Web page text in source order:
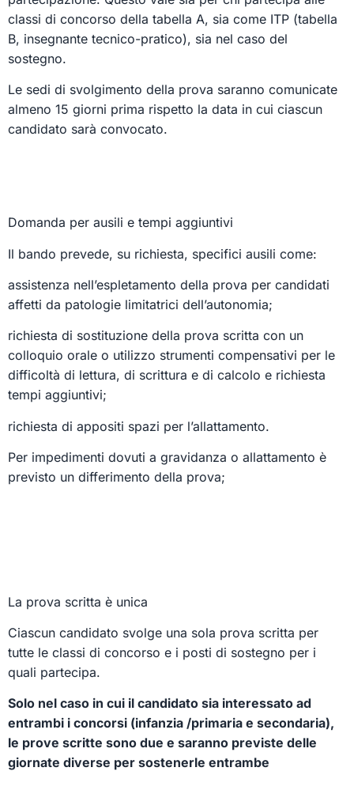
classi di concorso della tabella A, sia come ITP (tabella
B, insegnante tecnico-pratico), sia nel caso del
sostegno.
Le sedi di svolgimento della prova saranno comunicate
almeno 15 giorni prima rispetto la data in cui ciascun
candidato sarà convocato.
Domanda per ausili e tempi aggiuntivi
Il bando prevede, su richiesta, specifici ausili come:
assistenza nell’espletamento della prova per candidati
affetti da patologie limitatrici dell’autonomia;
richiesta di sostituzione della prova scritta con un
colloquio orale o utilizzo strumenti compensativi per le
difficoltà di lettura, di scrittura e di calcolo e richiesta
tempi aggiuntivi;
richiesta di appositi spazi per l’allattamento.
Per impedimenti dovuti a gravidanza o allattamento è
previsto un differimento della prova;
La prova scritta è unica
Ciascun candidato svolge una sola prova scritta per
tutte le classi di concorso e i posti di sostegno per i
quali partecipa.
Solo nel caso in cui il candidato sia interessato ad
entrambi i concorsi (infanzia /primaria e secondaria),
le prove scritte sono due e saranno previste delle
giornate diverse per sostenerle entrambe